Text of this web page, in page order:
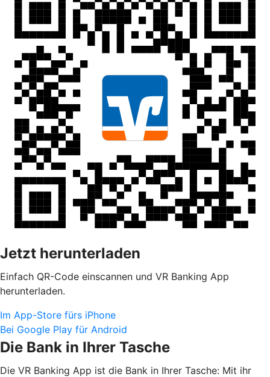
Jetzt herunterladen
Einfach QR-Code einscannen und VR Banking App
herunterladen.
Im App-Store fürs iPhone
Bei Google Play für Android
Die Bank in Ihrer Tasche
Die VR Banking App ist die Bank in Ihrer Tasche: Mit ihr